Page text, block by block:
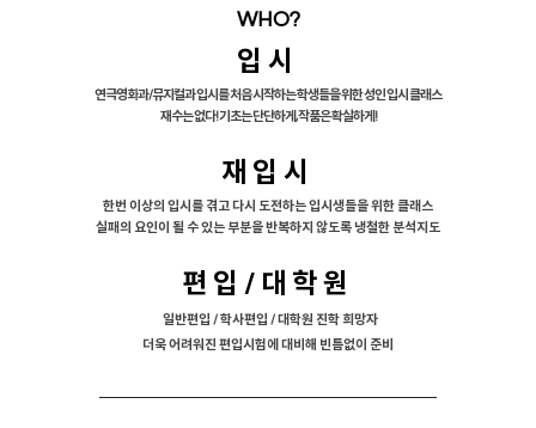
WHO?
입시
연극영화과/뮤지컬과 입시를 처음 시작하는 학생들을 위한 성인 입시 클래스
재수는 없다! 기초는 단단하게, 작품은 확실하게!
재입시
한번 이상의 입시를 겪고 다시 도전하는 입시생들을 위한 클래스
실패의 요인이 될 수 있는 부분을 반복하지 않도록 냉철한 분석지도
편입/대학원
일반편입 / 학사편입 / 대학원 진학 희망자
더욱 어려워진 편입시험에 대비해 빈틈없이 준비